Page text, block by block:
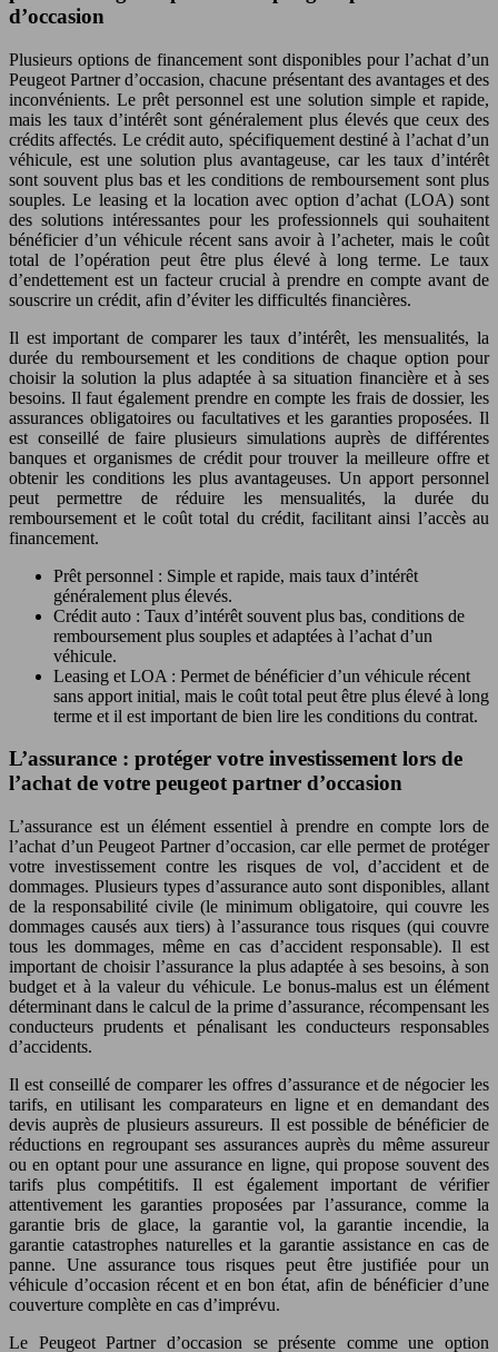
d’occasion
Plusieurs options de financement sont disponibles pour l’achat d’un
Peugeot Partner d’occasion, chacune présentant des avantages et des
inconvénients. Le prêt personnel est une solution simple et rapide,
mais les taux d’intérêt sont généralement plus élevés que ceux des
crédits affectés. Le crédit auto, spécifiquement destiné à l’achat d’un
véhicule, est une solution plus avantageuse, car les taux d’intérêt
sont souvent plus bas et les conditions de remboursement sont plus
souples. Le leasing et la location avec option d’achat (LOA) sont
des solutions intéressantes pour les professionnels qui souhaitent
bénéficier d’un véhicule récent sans avoir à l’acheter, mais le coût
total de l’opération peut être plus élevé à long terme. Le taux
d’endettement est un facteur crucial à prendre en compte avant de
souscrire un crédit, afin d’éviter les difficultés financières.
Il est important de comparer les taux d’intérêt, les mensualités, la
durée du remboursement et les conditions de chaque option pour
choisir la solution la plus adaptée à sa situation financière et à ses
besoins. Il faut également prendre en compte les frais de dossier, les
assurances obligatoires ou facultatives et les garanties proposées. Il
est conseillé de faire plusieurs simulations auprès de différentes
banques et organismes de crédit pour trouver la meilleure offre et
obtenir les conditions les plus avantageuses. Un apport personnel
peut permettre de réduire les mensualités, la durée du
remboursement et le coût total du crédit, facilitant ainsi l’accès au
financement.
Prêt personnel : Simple et rapide, mais taux d’intérêt
généralement plus élevés.
Crédit auto : Taux d’intérêt souvent plus bas, conditions de
remboursement plus souples et adaptées à l’achat d’un
véhicule.
Leasing et LOA : Permet de bénéficier d’un véhicule récent
sans apport initial, mais le coût total peut être plus élevé à long
terme et il est important de bien lire les conditions du contrat.
L’assurance : protéger votre investissement lors de
l’achat de votre peugeot partner d’occasion
L’assurance est un élément essentiel à prendre en compte lors de
l’achat d’un Peugeot Partner d’occasion, car elle permet de protéger
votre investissement contre les risques de vol, d’accident et de
dommages. Plusieurs types d’assurance auto sont disponibles, allant
de la responsabilité civile (le minimum obligatoire, qui couvre les
dommages causés aux tiers) à l’assurance tous risques (qui couvre
tous les dommages, même en cas d’accident responsable). Il est
important de choisir l’assurance la plus adaptée à ses besoins, à son
budget et à la valeur du véhicule. Le bonus-malus est un élément
déterminant dans le calcul de la prime d’assurance, récompensant les
conducteurs prudents et pénalisant les conducteurs responsables
d’accidents.
Il est conseillé de comparer les offres d’assurance et de négocier les
tarifs, en utilisant les comparateurs en ligne et en demandant des
devis auprès de plusieurs assureurs. Il est possible de bénéficier de
réductions en regroupant ses assurances auprès du même assureur
ou en optant pour une assurance en ligne, qui propose souvent des
tarifs plus compétitifs. Il est également important de vérifier
attentivement les garanties proposées par l’assurance, comme la
garantie bris de glace, la garantie vol, la garantie incendie, la
garantie catastrophes naturelles et la garantie assistance en cas de
panne. Une assurance tous risques peut être justifiée pour un
véhicule d’occasion récent et en bon état, afin de bénéficier d’une
couverture complète en cas d’imprévu.
Le Peugeot Partner d’occasion se présente comme une option